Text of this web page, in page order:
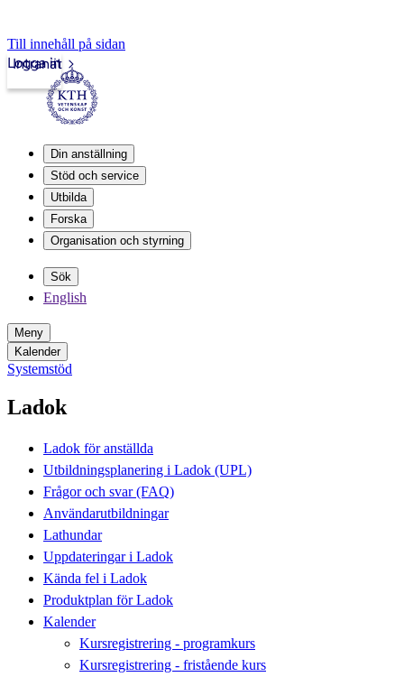
Till innehåll på sidan
Intranät
Logga in
Din anställning
Stöd och service
Utbilda
Forska
Organisation och styrning
Sök
English
Meny
Kalender
Systemstöd
Ladok
Ladok för anställda
Utbildningsplanering i Ladok (UPL)
Frågor och svar (FAQ)
Användarutbildningar
Lathundar
Uppdateringar i Ladok
Kända fel i Ladok
Produktplan för Ladok
Kalender
Kursregistrering - programkurs
Kursregistrering - fristående kurs